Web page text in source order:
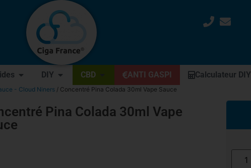
DIY CBD ANTI GASPI Calculateur DIY
- Cloud Niners / Concentré Pina Colada 30ml Vape Sauce
Pina Colada 30ml Vape